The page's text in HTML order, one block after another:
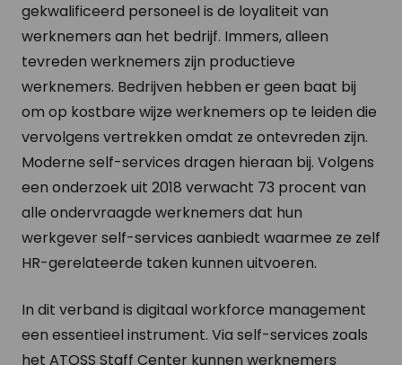
gekwalificeerd personeel is de loyaliteit van
werknemers aan het bedrijf. Immers, alleen
tevreden werknemers zijn productieve
werknemers. Bedrijven hebben er geen baat bij
om op kostbare wijze werknemers op te leiden die
vervolgens vertrekken omdat ze ontevreden zijn.
Moderne self-services dragen hieraan bij. Volgens
een onderzoek uit 2018 verwacht 73 procent van
alle ondervraagde werknemers dat hun
werkgever self-services aanbiedt waarmee ze zelf
HR-gerelateerde taken kunnen uitvoeren.
In dit verband is digitaal workforce management
een essentieel instrument. Via self-services zoals
het ATOSS Staff Center kunnen werknemers